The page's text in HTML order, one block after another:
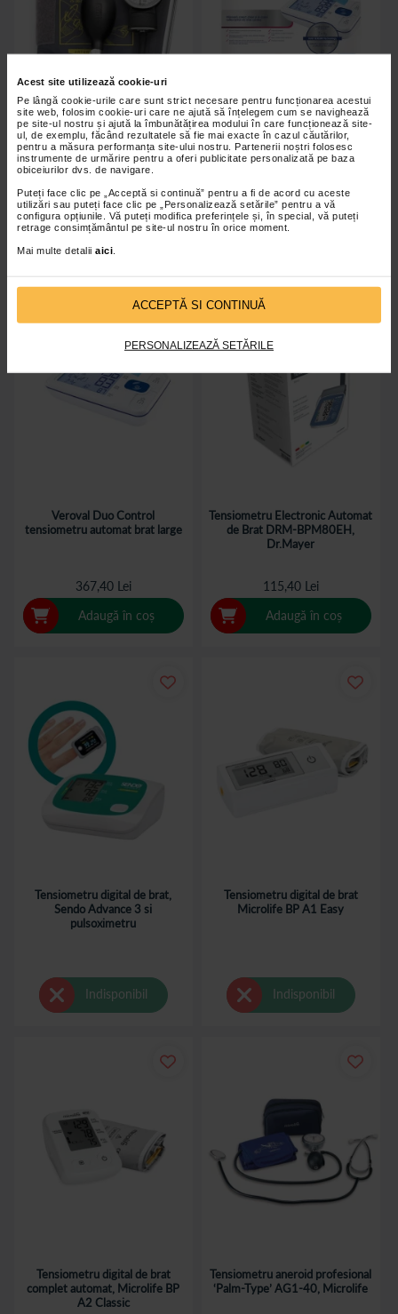
Acest site utilizează cookie-uri
Pe lângă cookie-urile care sunt strict necesare pentru funcționarea acestui
site web, folosim cookie-uri care ne ajută să înțelegem cum se navighează
pe site-ul nostru și ajută la îmbunătățirea modului în care funcționează site-
ul, de exemplu, făcând rezultatele să fie mai exacte în cazul căutărilor,
pentru a măsura performanța site-ului nostru. Partenerii noștri folosesc
instrumente de urmărire pentru a oferi publicitate personalizată pe baza
obiceiurilor dvs. de navigare.
Puteți face clic pe „Acceptă si continuă” pentru a fi de acord cu aceste
utilizări sau puteți face clic pe „Personalizează setările” pentru a vă
configura opțiunile. Vă puteți modifica preferințele și, în special, vă puteți
retrage consimțământul pe site-ul nostru în orice moment.
Mai multe detalii aici
ACCEPTĂ SI CONTINUĂ
PERSONALIZEAZĂ SETĂRILE
Tensiometru mecanic Little
Doctor LD 71, stetoscop inclus,
husa de transport
95,00 Lei
Adaugă în coș
Veroval Duo Control
tensiometru automat brat
367,40 Lei
Adaugă în coș
Veroval Duo Control
tensiometru automat brat large
367,40 Lei
Adaugă în coș
Tensiometru Electronic Automat
de Brat DRM-BPM80EH,
Dr.Mayer
115,40 Lei
Adaugă în coș
Tensiometru digital de brat,
Sendo Advance 3 si
pulsoximetru
Indisponibil
Tensiometru digital de brat
Microlife BP A1 Easy
Indisponibil
Tensiometru digital de brat
complet automat, Microlife BP
A2 Classic
Tensiometru aneroid profesional
‘Palm-Type’ AG1-40, Microlife